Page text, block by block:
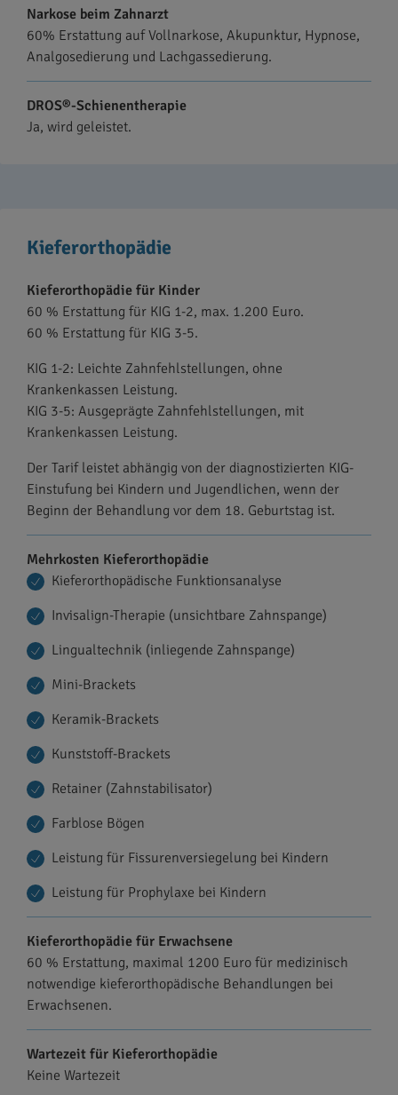
Narkose beim Zahnarzt
60% Erstattung auf Vollnarkose, Akupunktur, Hypnose,
Analgosedierung und Lachgassedierung.
DROS®-Schienentherapie
Ja, wird geleistet.
Kieferorthopädie
Kieferorthopädie für Kinder
60 % Erstattung für KIG 1-2, max. 1.200 Euro.
60 % Erstattung für KIG 3-5.
KIG 1-2: Leichte Zahnfehlstellungen, ohne
Krankenkassen Leistung.
KIG 3-5: Ausgeprägte Zahnfehlstellungen, mit
Krankenkassen Leistung.
Der Tarif leistet abhängig von der diagnostizierten KIG-
Einstufung bei Kindern und Jugendlichen, wenn der
Beginn der Behandlung vor dem 18. Geburtstag ist.
Mehrkosten Kieferorthopädie
Kieferorthopädische Funktionsanalyse
Invisalign-Therapie (unsichtbare Zahnspange)
Lingualtechnik (inliegende Zahnspange)
Mini-Brackets
Keramik-Brackets
Kunststoff-Brackets
Retainer (Zahnstabilisator)
Farblose Bögen
Leistung für Fissurenversiegelung bei Kindern
Leistung für Prophylaxe bei Kindern
Kieferorthopädie für Erwachsene
60 % Erstattung, maximal 1200 Euro für medizinisch
notwendige kieferorthopädische Behandlungen bei
Erwachsenen.
Wartezeit für Kieferorthopädie
Keine Wartezeit